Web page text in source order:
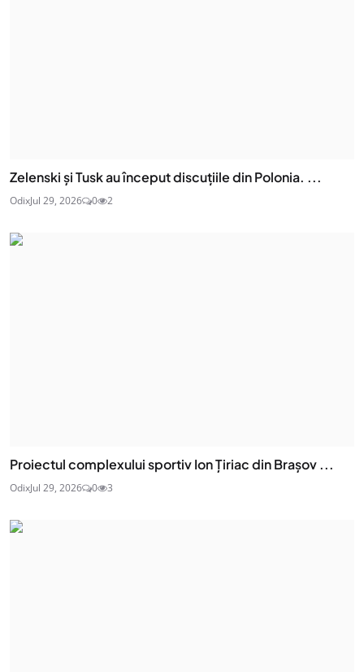
Zelenski și Tusk au început discuțiile din Polonia. ...
OdixJul 29, 2026 0 2
Proiectul complexului sportiv Ion Țiriac din Brașov ...
OdixJul 29, 2026 0 3